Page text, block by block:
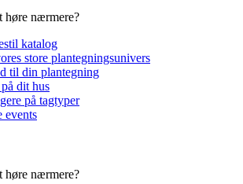
høre nærmere?
katalog
store plantegningsunivers
til din plantegning
dit hus
på tagtyper
events
høre nærmere?